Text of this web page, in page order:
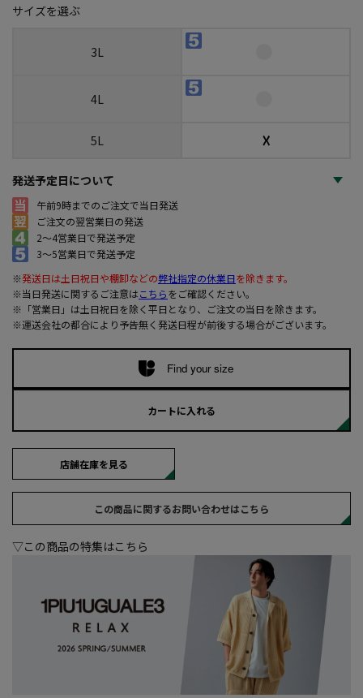
サイズを選ぶ
3L
4L
5L ☓
発送予定日について
午前9時までのご注文で当日発送
ご注文の翌営業日の発送
2～4営業日で発送予定
3～5営業日で発送予定
※発送日は土日祝日や棚卸などの弊社指定の休業日を除きます。
※当日発送に関するご注意はこちらをご確認ください。
※「営業日」は土日祝日を除く平日となり、ご注文の当日を除きます。
※運送会社の都合により予告無く発送日程が前後する場合がございます。
Find your size
カートに入れる
店舗在庫を見る
この商品に関するお問い合わせはこちら
▽この商品の特集はこちら